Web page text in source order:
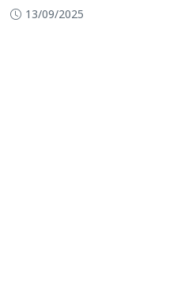
13/09/2025